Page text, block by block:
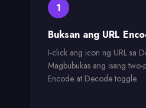
1
Buksan ang URL
I-click ang icon ng URL sa
Magbubukas ang isang
Encode at Decode toggle.